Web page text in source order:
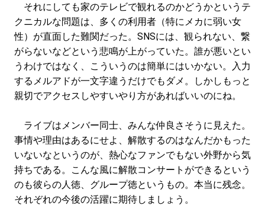
#LIFESTYLE #SNEAKER #OUTDOOR
#SPORTS #HANDSOME HANDBOOK
それにしても家のテレビで観れるのかどうかというテ
クニカルな問題は、多くの利用者（特にメカに弱い女
性）が直面した難関だった。SNSには、観られない、繋
がらないなどという悲鳴が上がっていた。誰が悪いとい
うわけではなく、こういうのは簡単にはいかない。入力
するメルアドが一文字違うだけでもダメ。しかしもっと
親切でアクセスしやすいやり方があればいいのにね。
ライブはメンバー同士、みんな仲良さそうに見えた。
事情や理由はあるにせよ、解散するのはなんだかもった
いないなというのが、熱心なファンでもない外野から気
持ちである。こんな風に解散コンサートができるという
のも彼らの人徳、グループ徳というもの。本当に残念。
それぞれの今後の活躍に期待しましょう。